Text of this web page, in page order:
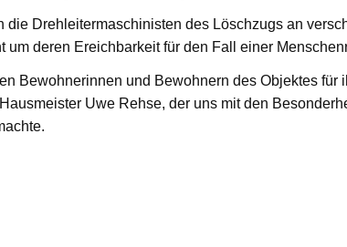
die Drehleitermaschinisten des Löschzugs an
um deren Ereichbarkeit für den Fall einer
Bewohnerinnen und Bewohnern des Objektes für
Uwe Rehse, der uns mit den